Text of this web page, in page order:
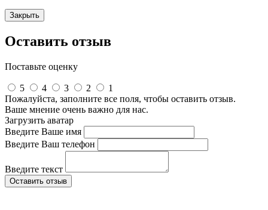
Закрыть
Оставить отзыв
Поставьте оценку
5 4 3 2
1
Пожалуйста, заполните все поля, чтобы оставить отзыв.
Ваше мнение очень важно для нас.
Загрузить аватар
Введите Ваше имя
Введите Ваш телефон
Введите текст